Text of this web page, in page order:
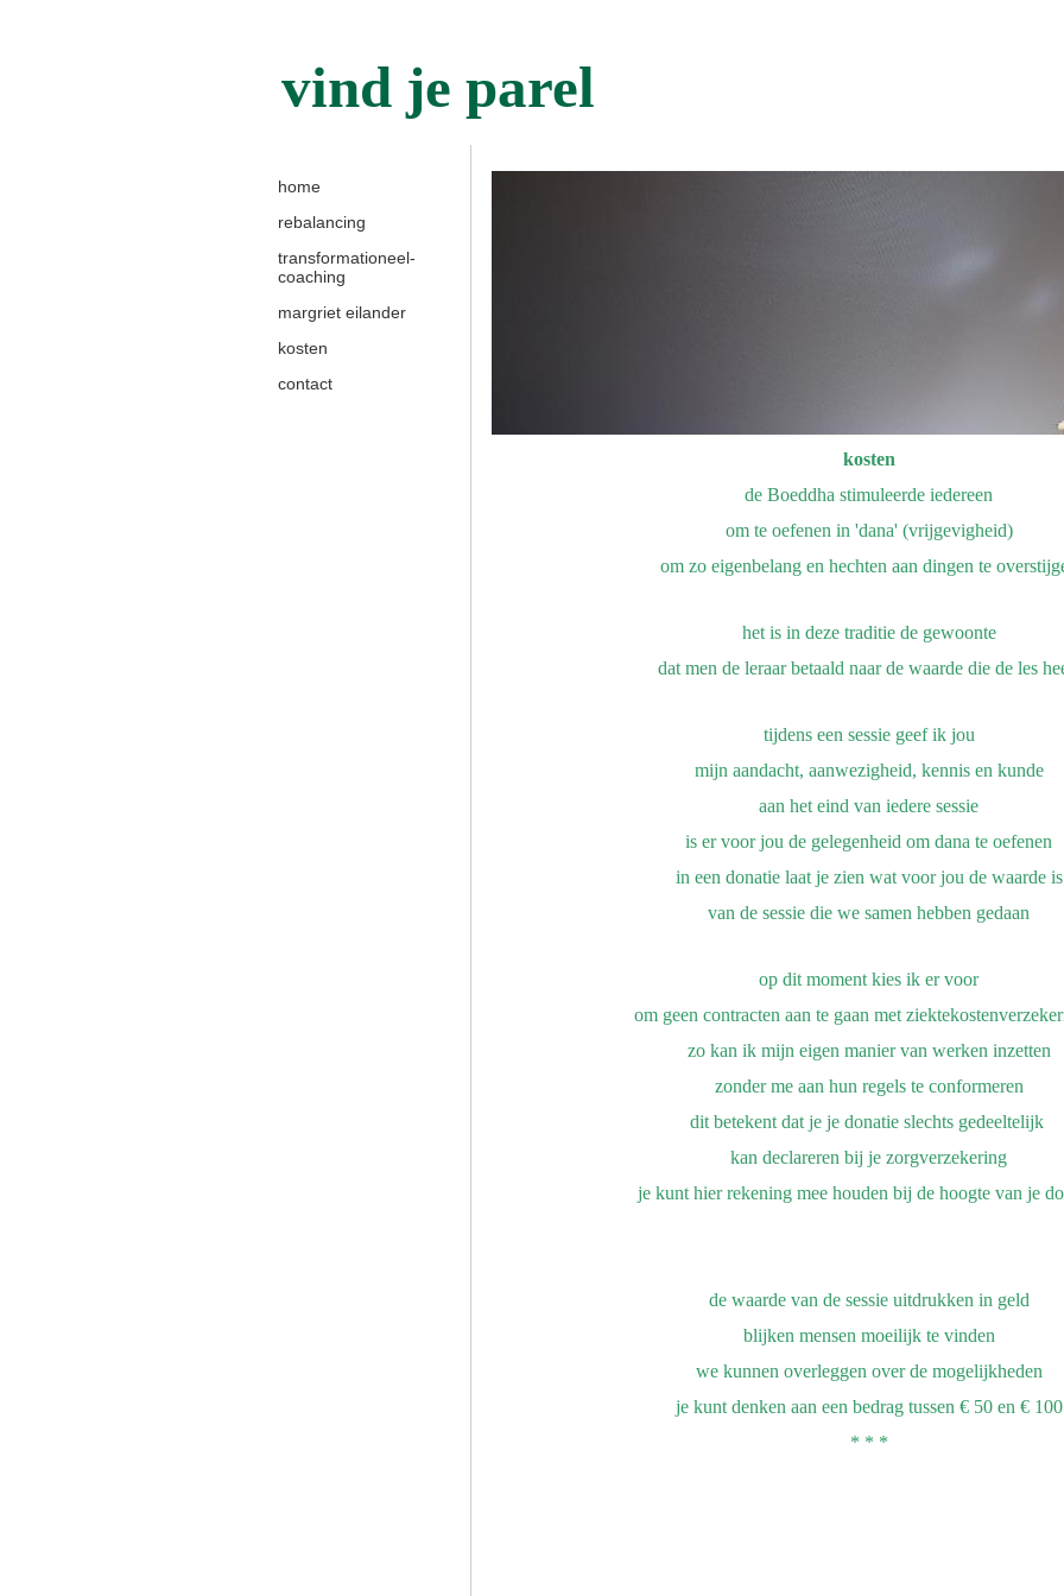
vind je parel
home
rebalancing
transformationeel-
coaching
margriet eilander
kosten
contact
kosten
de Boeddha stimuleerde iedereen
om te oefenen in 'dana' (vrijgevigheid)
om zo eigenbelang en hechten aan dingen te
het is in deze traditie de gewoonte
dat men de leraar betaald naar de waarde die de les
tijdens een sessie geef ik jou
mijn aandacht, aanwezigheid, kennis en kunde
aan het eind van iedere sessie
is er voor jou de gelegenheid om dana te oefenen
in een donatie laat je zien wat voor jou de waarde is
van de sessie die we samen hebben gedaan
op dit moment kies ik er voor
om geen contracten aan te gaan met
zo kan ik mijn eigen manier van werken inzetten
zonder me aan hun regels te conformeren
dit betekent dat je je donatie slechts gedeeltelijk
kan declareren bij je zorgverzekering
je kunt hier rekening mee houden bij de hoogte van je
de waarde van de sessie uitdrukken in geld
blijken mensen moeilijkte vinden
we kunnen overleggen over de mogelijkheden
je kunt denken aan een bedrag tussen € 50 en € 100
* * *